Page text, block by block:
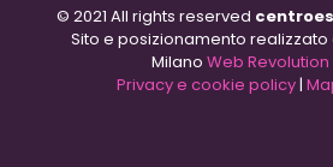
© 2021 All rights reserved
Sito e posizionamento
Milano Web Revolution
Privacy e cookie policy|